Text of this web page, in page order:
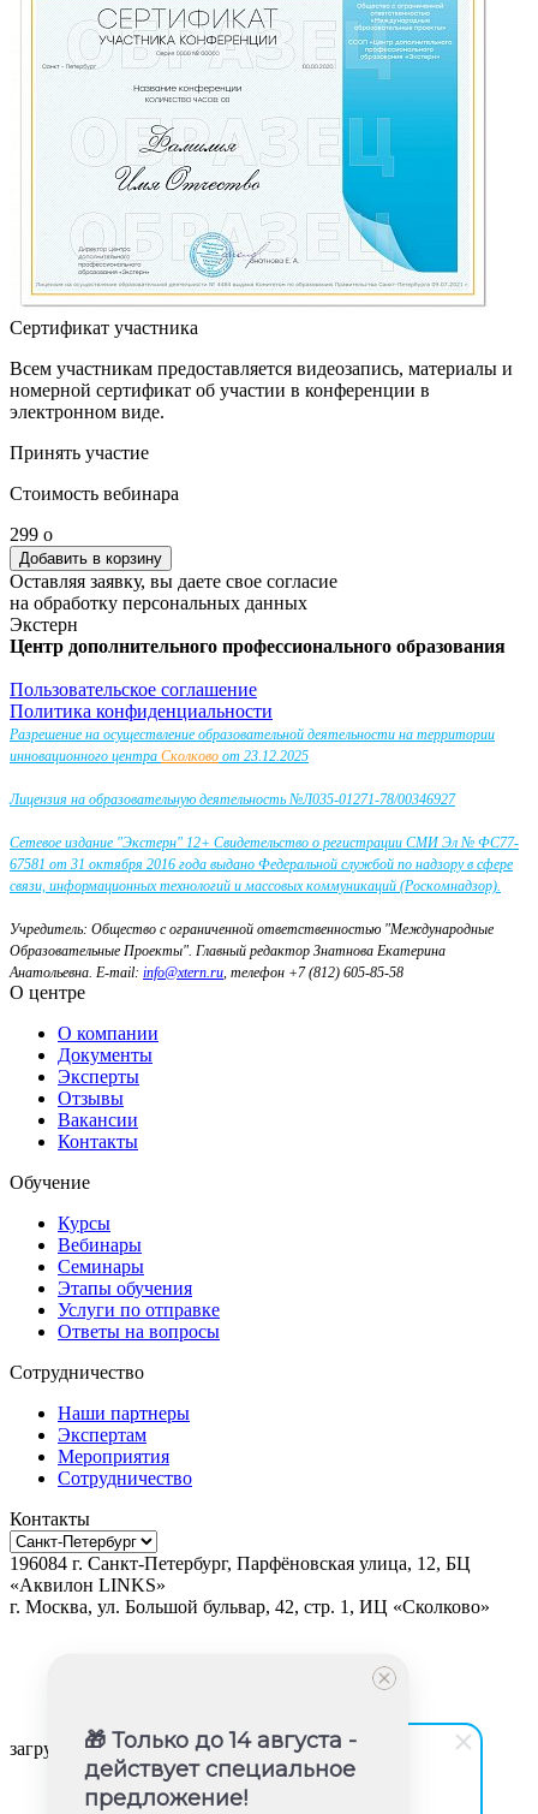
Сертификат участника
Всем участникам предоставляется видеозапись, материалы и
номерной сертификат об участии в конференции в
электронном виде.
Принять участие
Стоимость вебинара
299 o
Оставляя заявку, вы даете свое согласие
на обработку персональных данных
Экстерн
Центр дополнительного профессионального образования
Пользовательское соглашение
Политика конфиденциальности
Разрешение на осуществление образовательной деятельности на территории
инновационного центра Сколково от 23.12.2025
Лицензия на образовательную деятельность №Л035-01271-78/00346927
Сетевое издание "Экстерн" 12+ Свидетельство о регистрации СМИ Эл № ФС77-
67581 от 31 октября 2016 года выдано Федеральной службой по надзору в сфере
связи, информационных технологий и массовых коммуникаций (Роскомнадзор).
Учредитель: Общество с ограниченной ответственностью "Международные
Образовательные Проекты". Главный редактор Знатнова Екатерина
Анатольевна. E-mail: info@xtern.ru, телефон +7 (812) 605-85-58
О центре
О компании
Документы
Эксперты
Отзывы
Вакансии
Контакты
Обучение
Курсы
Вебинары
Семинары
Этапы обучения
Услуги по отправке
Ответы на вопросы
Сотрудничество
Наши партнеры
Экспертам
Мероприятия
Сотрудничество
Контакты
196084 г. Санкт-Петербург, Парфёновская улица, 12, БЦ
«Аквилон LINKS»
г. Москва, ул. Большой бульвар, 42, стр. 1, ИЦ «Сколково»
загрузка карты...🎁 Только до 14 августа -
действует специальное
предложение!